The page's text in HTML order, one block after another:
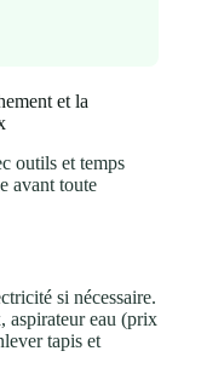
et la
outils et temps
avant toute
si nécessaire.
aspirateur eau (prix
tapis et